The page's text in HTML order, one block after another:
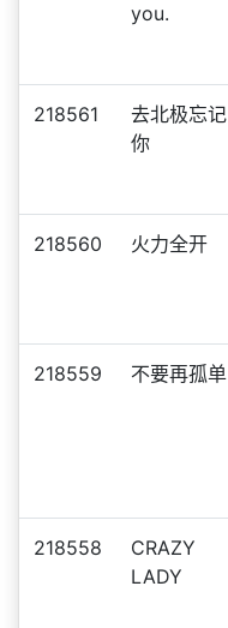
you.
218561
去北极忘记
你
218560 火力全开
218559 不要再孤单
218558
CRAZY
LADY